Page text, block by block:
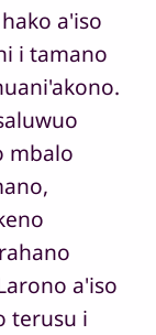
a'iso
i tamano
mbalo
a'iso
terusu i